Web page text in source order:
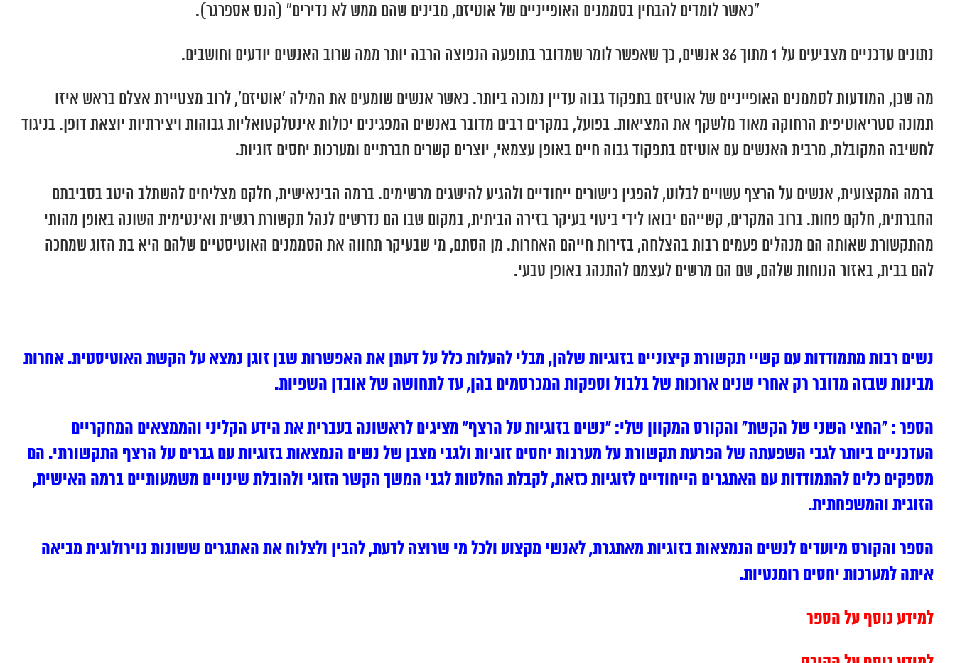
“כאשר לומדים להבחין בסממנים האופייניים של אוטיזם, מבינים שהם ממש לא נדירים” (הנס אספרגר).
נתונים עדכניים מצביעים על 1 מתוך 36 אנשים, כך שאפשר לומר שמדובר בתופעה הנפוצה הרבה יותר ממה שרוב האנשים יודעים וחושבים.
מה שכן, המודעות לסממנים האופייניים של אוטיזם בתפקוד גבוה עדיין נמוכה ביותר. כאשר אנשים שומעים את המילה ‘אוטיזם’, לרוב מצטיירת אצלם בראש איזו
תמונה סטריאוטיפית הרחוקה מאוד מלשקף את המציאות. בפועל, במקרים רבים מדובר באנשים המפגינים יכולות אינטלקטואליות גבוהות ויצירתיות יוצאת דופן. בניגוד
לחשיבה המקובלת, מרבית האנשים עם אוטיזם בתפקוד גבוה חיים באופן עצמאי, יוצרים קשרים חברתיים ומערכות יחסים זוגיות.
ברמה המקצועית, אנשים על הרצף עשויים לבלוט, להפגין כישורים ייחודיים ולהגיע להישגים מרשימים. ברמה הבינאישית, חלקם מצליחים להשתלב היטב בסביבתם
החברתית, חלקם פחות. ברוב המקרים, קשייהם יבואו לידי ביטוי בעיקר בזירה הביתית, במקום שבו הם נדרשים לנהל תקשורת רגשית ואינטימית השונה באופן מהותי
מהתקשורת שאותה הם מנהלים פעמים רבות בהצלחה, בזירות חייהם האחרות. מן הסתם, מי שבעיקר תחווה את הסממנים האוטיסטיים שלהם היא בת הזוג שמחכה
להם בבית, באזור הנוחות שלהם, שם הם מרשים לעצמם להתנהג באופן טבעי.
נשים רבות מתמודדות עם קשיי תקשורת קיצוניים בזוגיות שלהן, מבלי להעלות כלל על דעתן את האפשרות שבן זוגן נמצא על הקשת האוטיסטית. אחרות
מבינות שבזה מדובר רק אחרי שנים ארוכות של בלבול וספקות המכרסמים בהן, עד לתחושה של אובדן השפיות.
הספר : “החצי השני של הקשת” והקורס המקוון שלי: “נשים בזוגיות על הרצף” מציגים לראשונה בעברית את הידע הקליני והממצאים המחקריים
העדכניים ביותר לגבי השפעתה של הפרעת תקשורת על מערכות יחסים זוגיות ולגבי מצבן של נשים הנמצאות בזוגיות עם גברים על הרצף התקשורתי. הם
מספקים כלים להתמודדות עם האתגרים הייחודיים לזוגיות כזאת, לקבלת החלטות לגבי המשך הקשר הזוגי ולהובלת שינויים משמעותיים ברמה האישית,
הזוגית והמשפחתית.
הספר והקורס מיועדים לנשים הנמצאות בזוגיות מאתגרת, לאנשי מקצוע ולכל מי שרוצה לדעת, להבין ולצלוח את האתגרים ששונות נוירולוגית מביאה
איתה למערכות יחסים רומנטיות.
למידע נוסף על הספר